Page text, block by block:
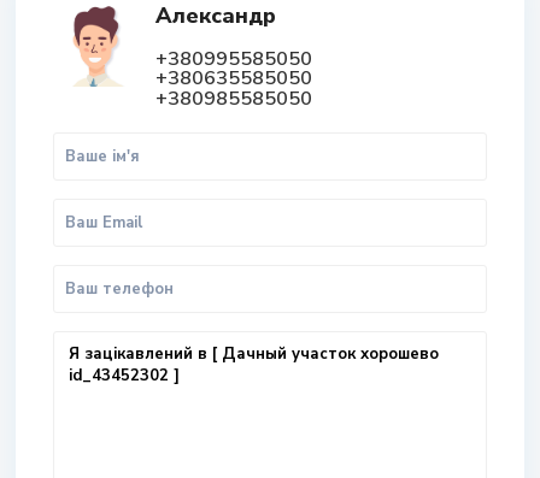
Александр
+380995585050
+380635585050
+380985585050